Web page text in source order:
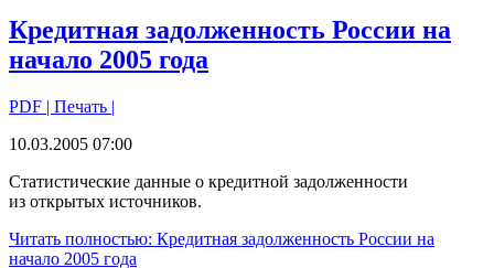
Кредитная задолженность России на
начало 2005 года
PDF | Печать |
10.03.2005 07:00
Статистические данные о кредитной задолженности
из открытых источников.
Читать полностью: Кредитная задолженность России на
начало 2005 года